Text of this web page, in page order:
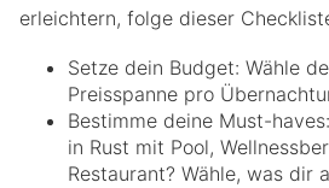
erleichtern, folge dieser
Setze dein Budget: Wähle
Preisspanne pro
Bestimme deine Must-
in Rust mit Pool,
Restaurant? Wähle, was dir